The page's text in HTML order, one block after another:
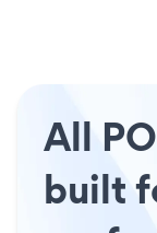
All
built